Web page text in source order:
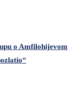
o Amfilohijevom